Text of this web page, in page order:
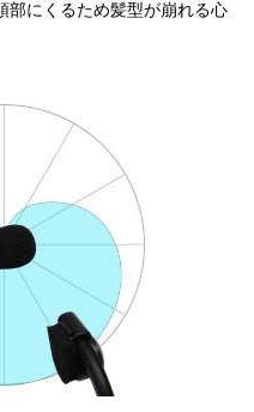
部にくるため髪型が崩れる心